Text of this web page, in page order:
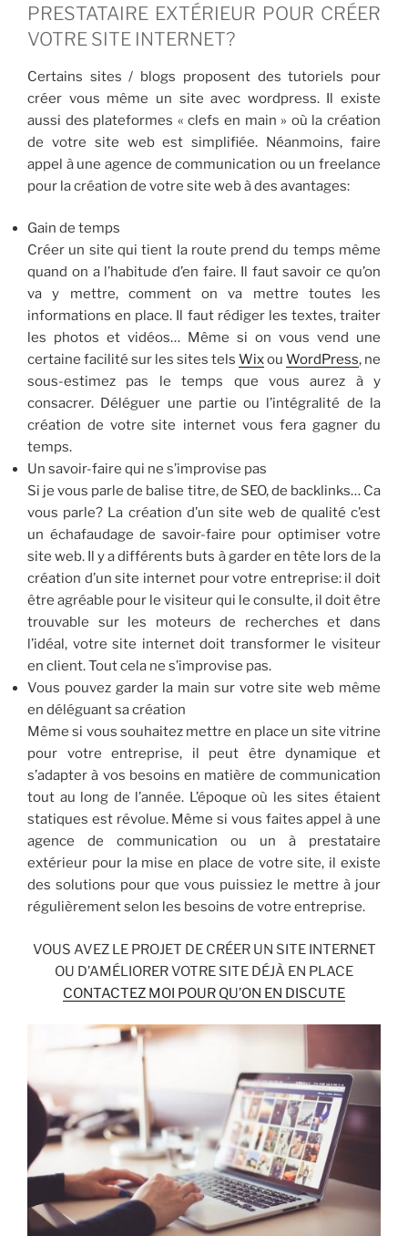
PRESTATAIRE EXTÉRIEUR POUR CRÉER
VOTRE SITE INTERNET?
Certains sites / blogs proposent des tutoriels pour
créer vous même un site avec wordpress. Il existe
aussi des plateformes « clefs en main » où la création
de votre site web est simplifiée. Néanmoins, faire
appel à une agence de communication ou un freelance
pour la création de votre site web à des avantages:
Gain de temps
Créer un site qui tient la route prend du temps même
quand on a l’habitude d’en faire. Il faut savoir ce qu’on
va y mettre, comment on va mettre toutes les
informations en place. Il faut rédiger les textes, traiter
les photos et vidéos… Même si on vous vend une
certaine facilité sur les sites tels Wixou WordPress, ne
sous-estimez pas le temps que vous aurez à y
consacrer. Déléguer une partie ou l’intégralité de la
création de votre site internet vous fera gagner du
temps.
Un savoir-faire qui ne s’improvise pas
Si je vous parle de balise titre, de SEO, de backlinks… Ca
vous parle? La création d’un site web de qualité c’est
un échafaudage de savoir-faire pour optimiser votre
site web. Il y a différents buts à garder en tête lors de la
création d’un site internet pour votre entreprise: il doit
être agréable pour le visiteur qui le consulte, il doit être
trouvable sur les moteurs de recherches et dans
l’idéal, votre site internet doit transformer le visiteur
en client. Tout cela ne s’improvise pas.
Vous pouvez garder la main sur votre site web même
en déléguant sa création
Même si vous souhaitez mettre en place un site vitrine
pour votre entreprise, il peut être dynamique et
s’adapter à vos besoins en matière de communication
tout au long de l’année. L’époque où les sites étaient
statiques est révolue. Même si vous faites appel à une
agence de communication ou un à prestataire
extérieur pour la mise en place de votre site, il existe
des solutions pour que vous puissiez le mettre à jour
régulièrement selon les besoins de votre entreprise.
VOUS AVEZ LE PROJET DE CRÉER UN SITE INTERNET
OU D’AMÉLIORER VOTRE SITE DÉJÀ EN PLACE
CONTACTEZ MOI POUR QU’ON EN DISCUTE